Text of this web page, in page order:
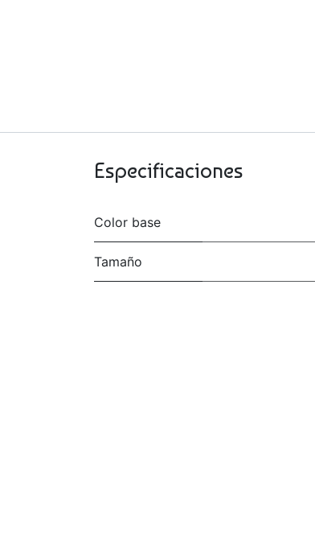
Especificaciones
Color base
Tamaño